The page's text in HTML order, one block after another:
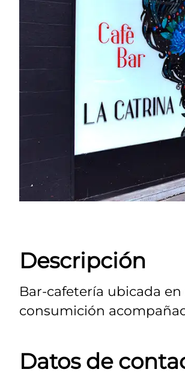
Descripción
Bar-cafetería ubicada
consumición
Datos de